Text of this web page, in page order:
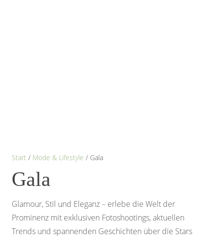
Start / Mode & Lifestyle / Gala
Gala
Glamour, Stil und Eleganz – erlebe die Welt der
Prominenz mit exklusiven Fotoshootings, aktuellen
Trends und spannenden Geschichten über die Stars